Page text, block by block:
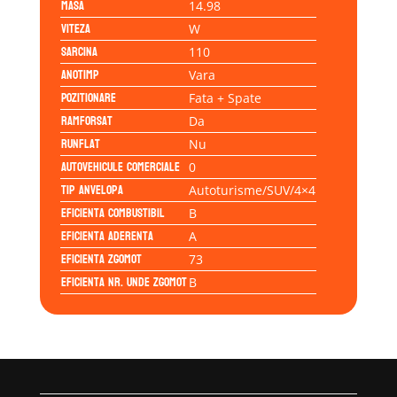
Masa 14.98
Viteza W
Sarcina 110
Anotimp Vara
Pozitionare Fata + Spate
Ramforsat Da
Runflat Nu
Autovehicule comerciale 0
Tip anvelopa Autoturisme/SUV/4×4
Eficienta Combustibil B
Eficienta Aderenta A
Eficienta Zgomot 73
Eficienta Nr. Unde ZgomotB